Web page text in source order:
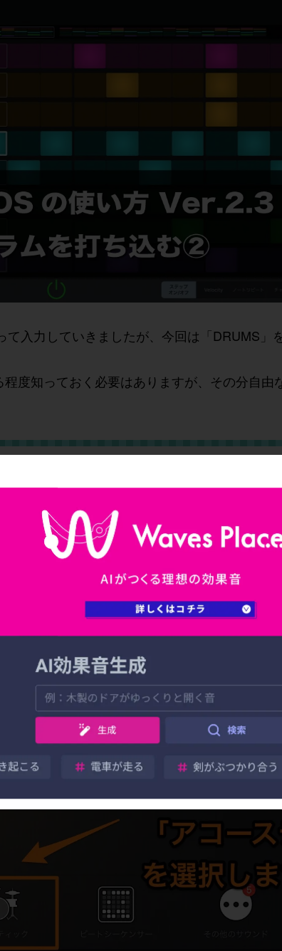
入力していきましたが、今回は「DRUMS」
度知っておく必要はありますが、その分自由